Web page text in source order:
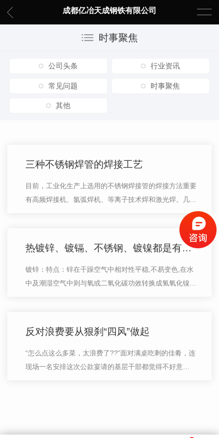
成都亿冶天成钢铁有限公司
时事聚焦
公司头条 行业资讯
常见问题 时事聚焦
其他
三种不锈钢焊管的焊接工艺
目前，工业化生产上选用的不锈钢焊接管的焊接方法重要
有高频焊接机、氩弧焊机、等离子技术焊和激光焊。几种
焊接方法风格迥异。目前主要是采用氩弧焊机和高频焊接
热镀锌、镀镉、不锈钢、镀镍都是有啥区别，浓浓都是干货知识专业知识专业技能！
镀锌：特点：锌在干躁空气中相对性平稳,不易变色,在水
中及潮湿空气中则与氧或二氧化碳功效转换成氢氧化镍或
反对浪费要从狠刹“四风”做起
“怎么点这么多菜，太浪费了??”面对满桌吃剩的佳肴，连
现场一名安排这次公款宴请的基层干部都觉得不好意